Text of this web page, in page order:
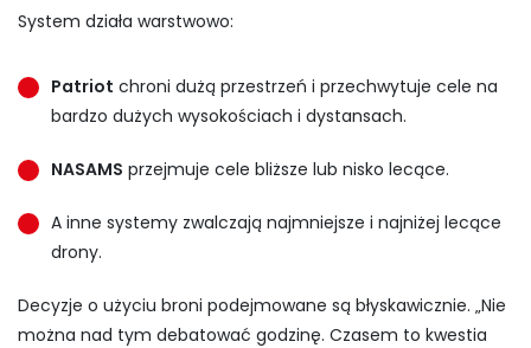
System działa warstwowo:
Patriot chroni dużą przestrzeń i przechwytuje cele na
bardzo dużych wysokościach i dystansach.
NASAMS przejmuje cele bliższe lub nisko lecące.
A inne systemy zwalczają najmniejsze i najniżej lecące
drony.
Decyzje o użyciu broni podejmowane są błyskawicznie. „Nie
można nad tym debatować godzinę. Czasem to kwestia